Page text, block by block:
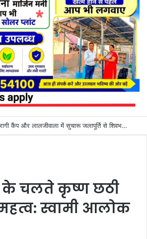
शिवभक्तों के स्वास्थ्य की सुरक्षा में जुटा स्वास्थ्य विभाग, 32 शिविरों में मिल रहा नि:शुल्क उपचार
चलते कृष्ण छठी
स्वामी आलोक